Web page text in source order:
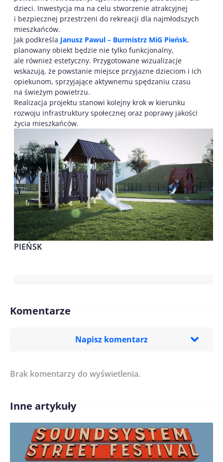
dzieci. Inwestycja ma na celu stworzenie atrakcyjnej
i bezpiecznej przestrzeni do rekreacji dla najmłodszych
mieszkańców.
Jak podkreśla Janusz Pawul – Burmistrz MiG Pieńsk,
planowany obiekt będzie nie tylko funkcjonalny,
ale również estetyczny. Przygotowane wizualizacje
wskazują, że powstanie miejsce przyjazne dzieciom i ich
opiekunom, sprzyjające aktywnemu spędzaniu czasu
na świeżym powietrzu.
Realizacja projektu stanowi kolejny krok w kierunku
rozwoju infrastruktury społecznej oraz poprawy jakości
życia mieszkańców.
PIEŃSK
Komentarze
Napisz komentarz
Treść komentarza*
Imię/ Nick*
Brak komentarzy do wyświetlenia.
Inne artykuły